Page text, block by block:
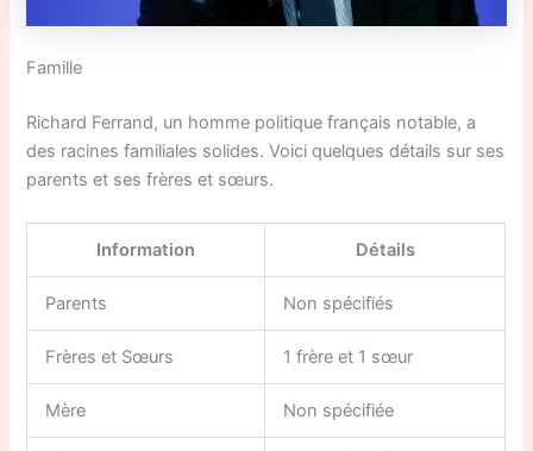
Famille
Richard Ferrand, un homme politique français notable, a
des racines familiales solides. Voici quelques détails sur ses
parents et ses frères et sœurs.
Information Détails
Parents Non spécifiés
Frères et Sœurs 1 frère et 1 sœur
Mère Non spécifiée